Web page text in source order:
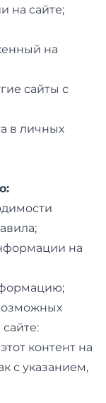
на сайте;
на
сайты с
в личных
на
контент на
с указанием,